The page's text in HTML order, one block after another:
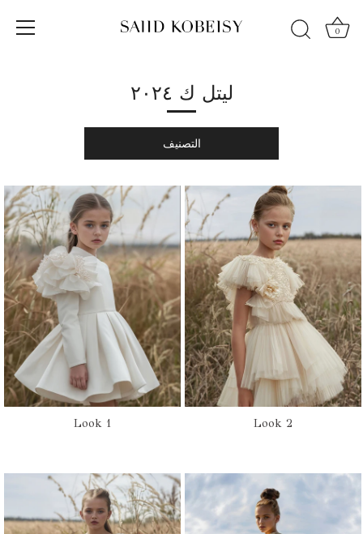
0
ليتل ك ٢٠٢٤
التصنيف
Look 1 Look 2